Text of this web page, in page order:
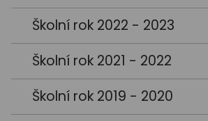
Školní rok 2022 - 2023
Školní rok 2021 - 2022
Školní rok 2019 - 2020